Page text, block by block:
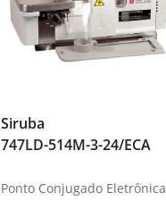
Siruba
747LD-514M-3-24/ECA
Ponto Conjugado Eletrônica